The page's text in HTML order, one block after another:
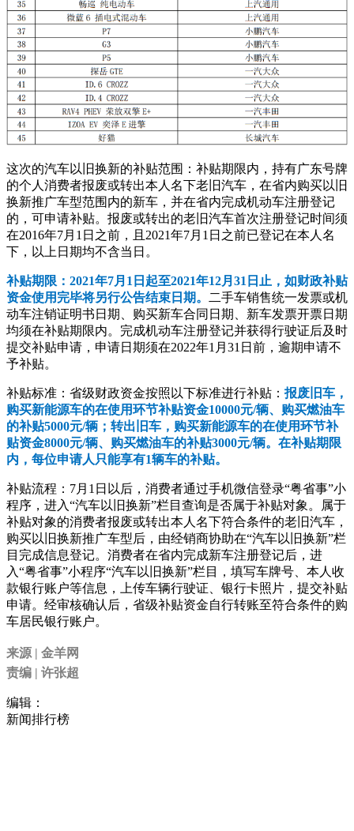
这次的汽车以旧换新的补贴范围：补贴期限内，持有广东号牌
的个人消费者报废或转出本人名下老旧汽车，在省内购买以旧
换新推广车型范围内的新车，并在省内完成机动车注册登记
的，可申请补贴。报废或转出的老旧汽车首次注册登记时间须
在2016年7月1日之前，且2021年7月1日之前已登记在本人名
下，以上日期均不含当日。
补贴期限：2021年7月1日起至2021年12月31日止，如财政补贴
资金使用完毕将另行公告结束日期。
二手车销售统一发票或机
动车注销证明书日期、购买新车合同日期、新车发票开票日期
均须在补贴期限内。完成机动车注册登记并获得行驶证后及时
提交补贴申请，申请日期须在2022年1月31日前，逾期申请不
予补贴。
补贴标准：省级财政资金按照以下标准进行补贴： 报废旧车，
购买新能源车的在使用环节补贴资金10000元/辆、购买燃油车
的补贴5000元/辆；转出旧车，购买新能源车的在使用环节补
贴资金8000元/辆、购买燃油车的补贴3000元/辆。在补贴期限
内，每位申请人只能享有1辆车的补贴。
补贴流程：7月1日以后，消费者通过手机微信登录“粤省事”小
程序，进入“汽车以旧换新”栏目查询是否属于补贴对象。属于
补贴对象的消费者报废或转出本人名下符合条件的老旧汽车，
购买以旧换新推广车型后，由经销商协助在“汽车以旧换新”栏
目完成信息登记。消费者在省内完成新车注册登记后，进
入“粤省事”小程序“汽车以旧换新”栏目，填写车牌号、本人收
款银行账户等信息，上传车辆行驶证、银行卡照片，提交补贴
申请。经审核确认后，省级补贴资金自行转账至符合条件的购
车居民银行账户。
来源 | 金羊网
责编 | 许张超
编辑：
新闻排行榜